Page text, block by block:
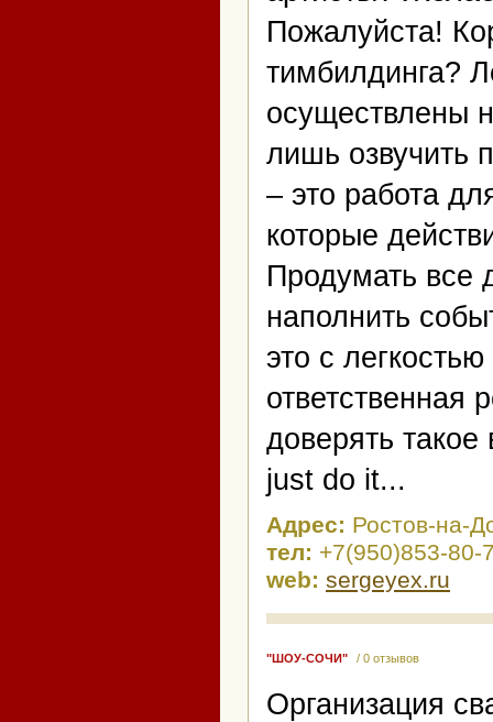
Пожалуйста!
тимбилдинга?
осуществлены
лишь озвучить
– это работа
которые
Продумать все
наполнить
это с
ответственная
доверять
just do it...
Адрес: Ростов-на-
тел: +7(950)853-80-
web: sergeyex.ru
"ШОУ-СОЧИ" / 0 отзывов
Организация